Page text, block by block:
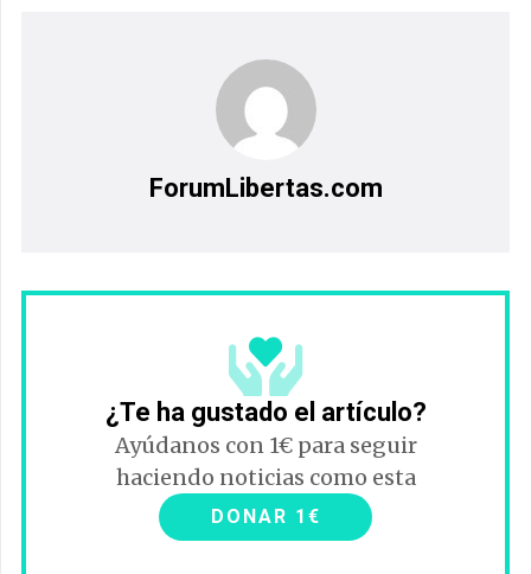
ForumLibertas.com
¿Te ha gustado el artículo?
Ayúdanos con 1€ para seguir
haciendo noticias como esta
DONAR 1€